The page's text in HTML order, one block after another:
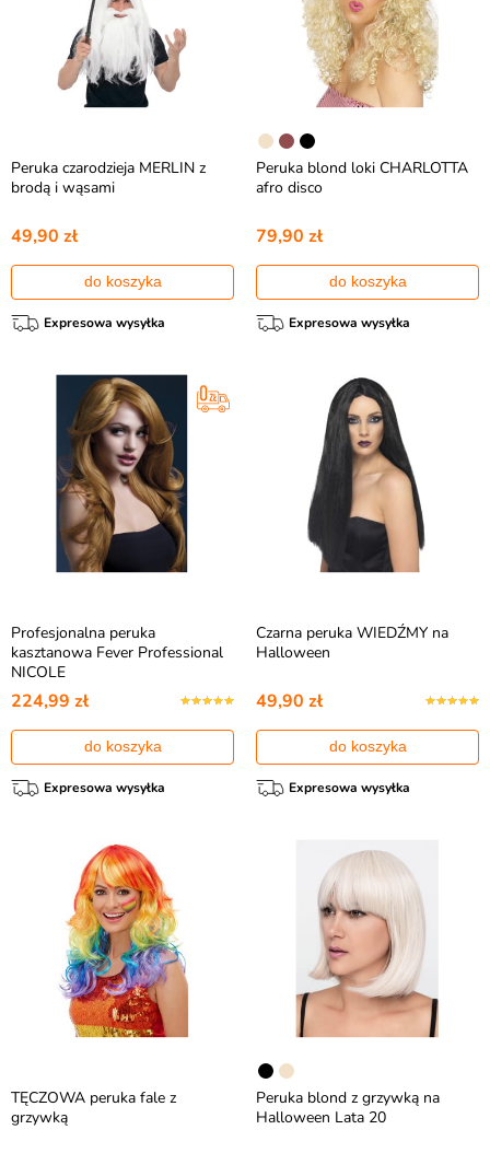
Peruka czarodzieja MERLIN z
brodą i wąsami
49,90 zł
do koszyka
Expresowa wysyłka
Peruka blond loki CHARLOTTA
afro disco
79,90 zł
do koszyka
Expresowa wysyłka
Profesjonalna peruka
kasztanowa Fever Professional
NICOLE
224,99 zł
do koszyka
Expresowa wysyłka
Czarna peruka WIEDŹMY na
Halloween
49,90 zł
do koszyka
Expresowa wysyłka
TĘCZOWA peruka fale z
grzywką
Peruka blond z grzywką na
Halloween Lata 20